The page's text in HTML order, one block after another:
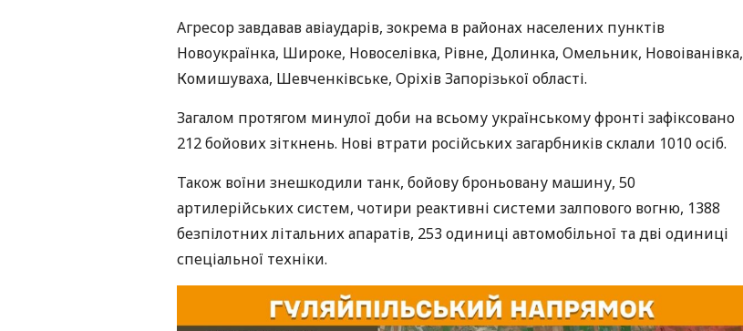
Агресор завдавав авіаударів, зокрема в районах населених пунктів
Новоукраїнка, Широке, Новоселівка, Рівне, Долинка, Омельник, Новоіванівка,
Комишуваха, Шевченківське, Оріхів Запорізької області.
Загалом протягом минулої доби на всьому українському фронті зафіксовано
212 бойових зіткнень. Нові втрати російських загарбників склали 1010 осіб.
Також воїни знешкодили танк, бойову броньовану машину, 50
артилерійських систем, чотири реактивні системи залпового вогню, 1388
безпілотних літальних апаратів, 253 одиниці автомобільної та дві одиниці
спеціальної техніки.